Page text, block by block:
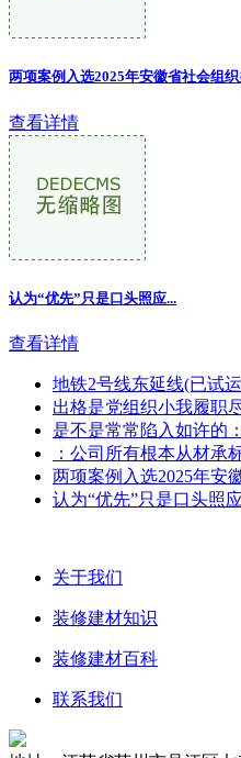
两项案例入选2025年安徽省社会组织
查看详情
认为“优先”只是口头照应...
查看详情
地铁2号线东延线(已试
出格是党组织小我履职
是不是常常陷入如许的
：公司所有根本从材承
两项案例入选2025年安
认为“优先”只是口头照应
关于我们
装修建材知识
装修建材百科
联系我们